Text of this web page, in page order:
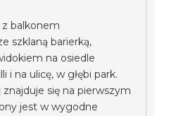
z balkonem
szklaną barierką,
na osiedle
i na ulicę, w głębi park.
znajduje się na pierwszym
jest w wygodne